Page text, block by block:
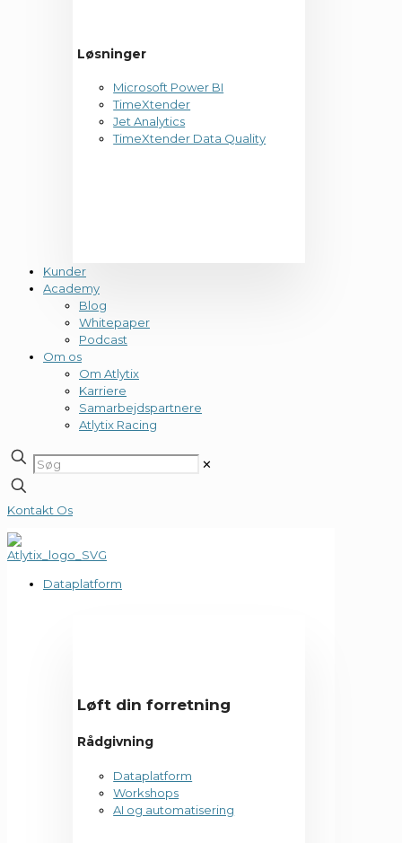
Løsninger
Microsoft Power BI
TimeXtender
Jet Analytics
TimeXtender Data Quality
Kunder
Academy
Blog
Whitepaper
Podcast
Om os
Om Atlytix
Karriere
Samarbejdspartnere
Atlytix Racing
✕
Kontakt Os
Dataplatform
Løft din forretning
Rådgivning
Dataplatform
Workshops
AI og automatisering